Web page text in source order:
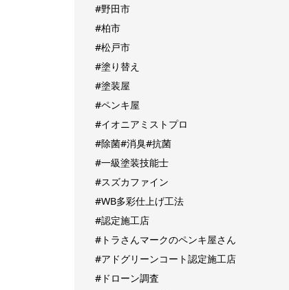
#野田市
#柏市
#松戸市
#塗り替え
#塗装屋
#ペンキ屋
#イオニアミストプロ
#除菌#消臭#抗菌
#一級塗装技能士
#スズカファイン
#WB多彩仕上げ工法
#認定施工店
#トラさんマークのペンキ屋さん
#アドグリーンコート認定施工店
#ドローン調査